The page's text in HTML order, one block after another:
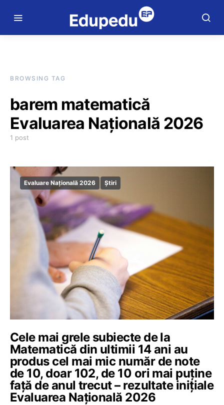
BROWSING TAG
barem matematică
Evaluarea Națională 2026
1 post
Evaluare Națională 2026 Știri
Cele mai grele subiecte de la
Matematică din ultimii 14 ani au
produs cel mai mic număr de note
de 10, doar 102, de 10 ori mai puține
față de anul trecut – rezultate inițiale
Evaluarea Națională 2026